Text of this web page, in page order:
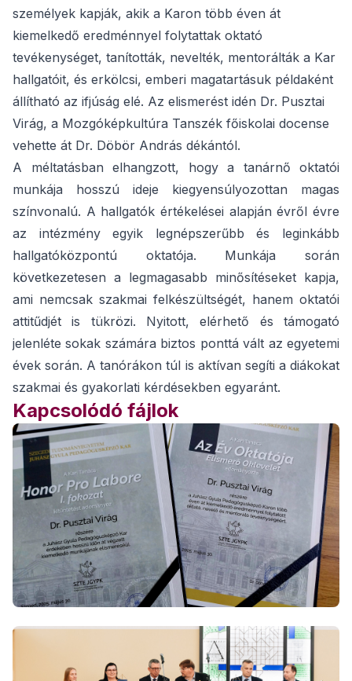
személyek kapják, akik a Karon több éven át
kiemelkedő eredménnyel folytattak oktató
tevékenységet, tanították, nevelték, mentorálták a Kar
hallgatóit, és erkölcsi, emberi magatartásuk példaként
állítható az ifjúság elé. Az elismerést idén Dr. Pusztai
Virág, a Mozgóképkultúra Tanszék főiskolai docense
vehette át Dr. Döbör András dékántól.
A méltatásban elhangzott, hogy a tanárnő oktatói
munkája hosszú ideje kiegyensúlyozottan magas
színvonalú. A hallgatók értékelései alapján évről évre
az intézmény egyik legnépszerűbb és leginkább
hallgatóközpontú oktatója. Munkája során
következetesen a legmagasabb minősítéseket kapja,
ami nemcsak szakmai felkészültségét, hanem oktatói
attitűdjét is tükrözi. Nyitott, elérhető és támogató
jelenléte sokak számára biztos ponttá vált az egyetemi
évek során. A tanórákon túl is aktívan segíti a diákokat
szakmai és gyakorlati kérdésekben egyaránt.
Kapcsolódó fájlok